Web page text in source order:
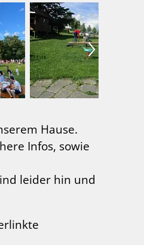
Hause.
Infos, sowie
leider hin und